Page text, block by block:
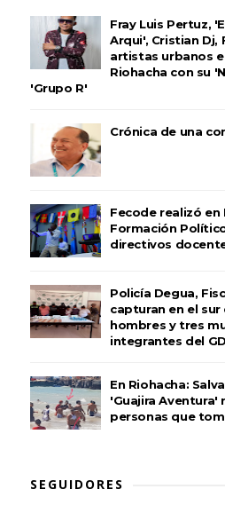
Fray Luis Pertuz,
Arqui', Cristian Dj,
artistas urbanos
Riohacha con su
'Grupo R'
Crónica de una
Fecode realizó en
Formación
directivos
Policía Degua,
capturan en el sur
hombres y tres
integrantes del
En Riohacha:
'Guajira Aventura'
personas que
SEGUIDORES